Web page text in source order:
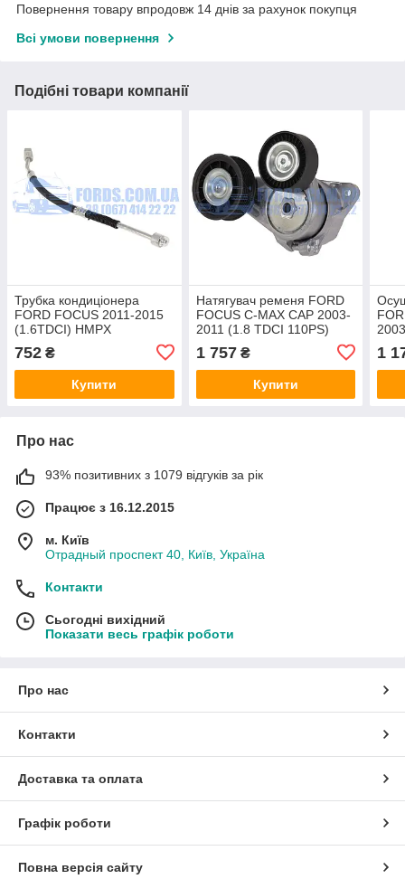
Повернення товару впродовж 14 днів за рахунок покупця
Всі умови повернення
Подібні товари компанії
Трубка кондиціонера
FORD FOCUS 2011-2015
(1.6TDCI) HMPX
752 ₴
Купити
Натягувач ременя FORD
FOCUS C-MAX CAP 2003-
2011 (1.8 TDCI 110PS)
1 757₴
Купити
1
Про нас
93% позитивних з 1079 відгуків за рік
Працює з 16.12.2015
м. Київ
Отрадный проспект 40, Київ, Україна
Контакти
Сьогодні вихідний
Показати весь графік роботи
Про нас
Контакти
Доставка та оплата
Графік роботи
Повна версія сайту